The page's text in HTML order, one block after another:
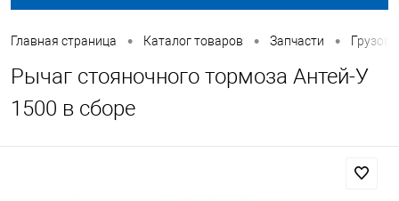
Главная страница • Каталог товаров • Запчасти •
Рычаг стояночного тормоза Антей-У
1500 в сборе